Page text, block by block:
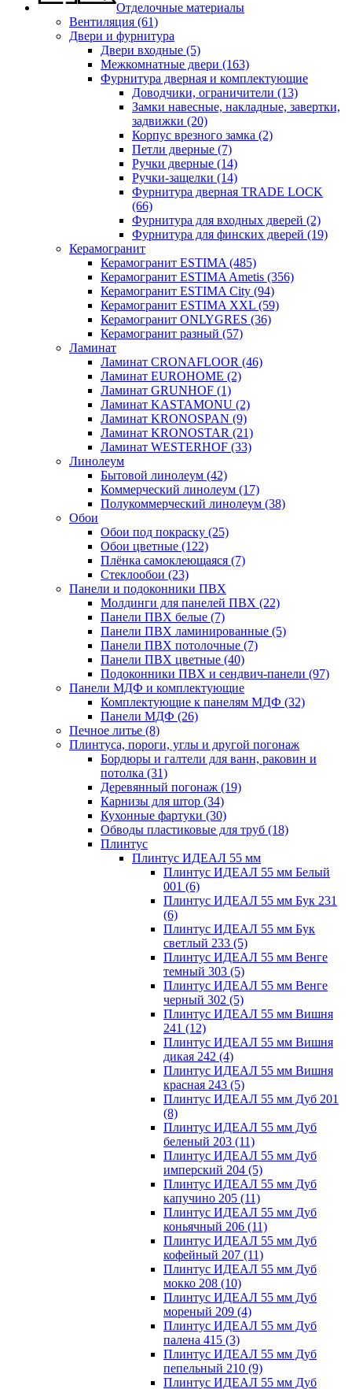
Отделочные материалы
Вентиляция (61)
Двери и фурнитура
Двери входные (5)
Межкомнатные двери (163)
Фурнитура дверная и комплектующие
Доводчики, ограничители (13)
Замки навесные, накладные, завертки,
задвижки (20)
Корпус врезного замка (2)
Петли дверные (7)
Ручки дверные (14)
Ручки-защелки (14)
Фурнитура дверная TRADE LOCK
(66)
Фурнитура для входных дверей (2)
Фурнитура для финских дверей (19)
Керамогранит
Керамогранит ESTIMA (485)
Керамогранит ESTIMA Ametis (356)
Керамогранит ESTIMA City (94)
Керамогранит ESTIMA XXL (59)
Керамогранит ONLYGRES (36)
Керамогранит разный (57)
Ламинат
Ламинат CRONAFLOOR (46)
Ламинат EUROHOME (2)
Ламинат GRUNHOF (1)
Ламинат KASTAMONU (2)
Ламинат KRONOSPAN (9)
Ламинат KRONOSTAR (21)
Ламинат WESTERHOF (33)
Линолеум
Бытовой линолеум (42)
Коммерческий линолеум (17)
Полукоммерческий линолеум (38)
Обои
Обои под покраску (25)
Обои цветные (122)
Плёнка самоклеющаяся (7)
Стеклообои (23)
Панели и подоконники ПВХ
Молдинги для панелей ПВХ (22)
Панели ПВХ белые (7)
Панели ПВХ ламинированные (5)
Панели ПВХ потолочные (7)
Панели ПВХ цветные (40)
Подоконники ПВХ и сендвич-панели (97)
Панели МДФ и комплектующие
Комплектующие к панелям МДФ (32)
Панели МДФ (26)
Печное литье (8)
Плинтуса, пороги, углы и другой погонаж
Бордюры и галтели для ванн, раковин и
потолка (31)
Деревянный погонаж (19)
Карнизы для штор (34)
Кухонные фартуки (30)
Обводы пластиковые для труб (18)
Плинтус
Плинтус ИДЕАЛ 55 мм
Плинтус ИДЕАЛ 55 мм Белый
001 (6)
Плинтус ИДЕАЛ 55 мм Бук 231
(6)
Плинтус ИДЕАЛ 55 мм Бук
светлый 233 (5)
Плинтус ИДЕАЛ 55 мм Венге
темный 303 (5)
Плинтус ИДЕАЛ 55 мм Венге
черный 302 (5)
Плинтус ИДЕАЛ 55 мм Вишня
241 (12)
Плинтус ИДЕАЛ 55 мм Вишня
дикая 242 (4)
Плинтус ИДЕАЛ 55 мм Вишня
красная 243 (5)
Плинтус ИДЕАЛ 55 мм Дуб 201
(8)
Плинтус ИДЕАЛ 55 мм Дуб
беленый 203 (11)
Плинтус ИДЕАЛ 55 мм Дуб
имперский 204 (5)
Плинтус ИДЕАЛ 55 мм Дуб
капучино 205 (11)
Плинтус ИДЕАЛ 55 мм Дуб
коньячный 206 (11)
Плинтус ИДЕАЛ 55 мм Дуб
кофейный 207 (11)
Плинтус ИДЕАЛ 55 мм Дуб
мокко 208 (10)
Плинтус ИДЕАЛ 55 мм Дуб
мореный 209 (4)
Плинтус ИДЕАЛ 55 мм Дуб
палена 415 (3)
Плинтус ИДЕАЛ 55 мм Дуб
пепельный 210 (9)
Плинтус ИДЕАЛ 55 мм Дуб